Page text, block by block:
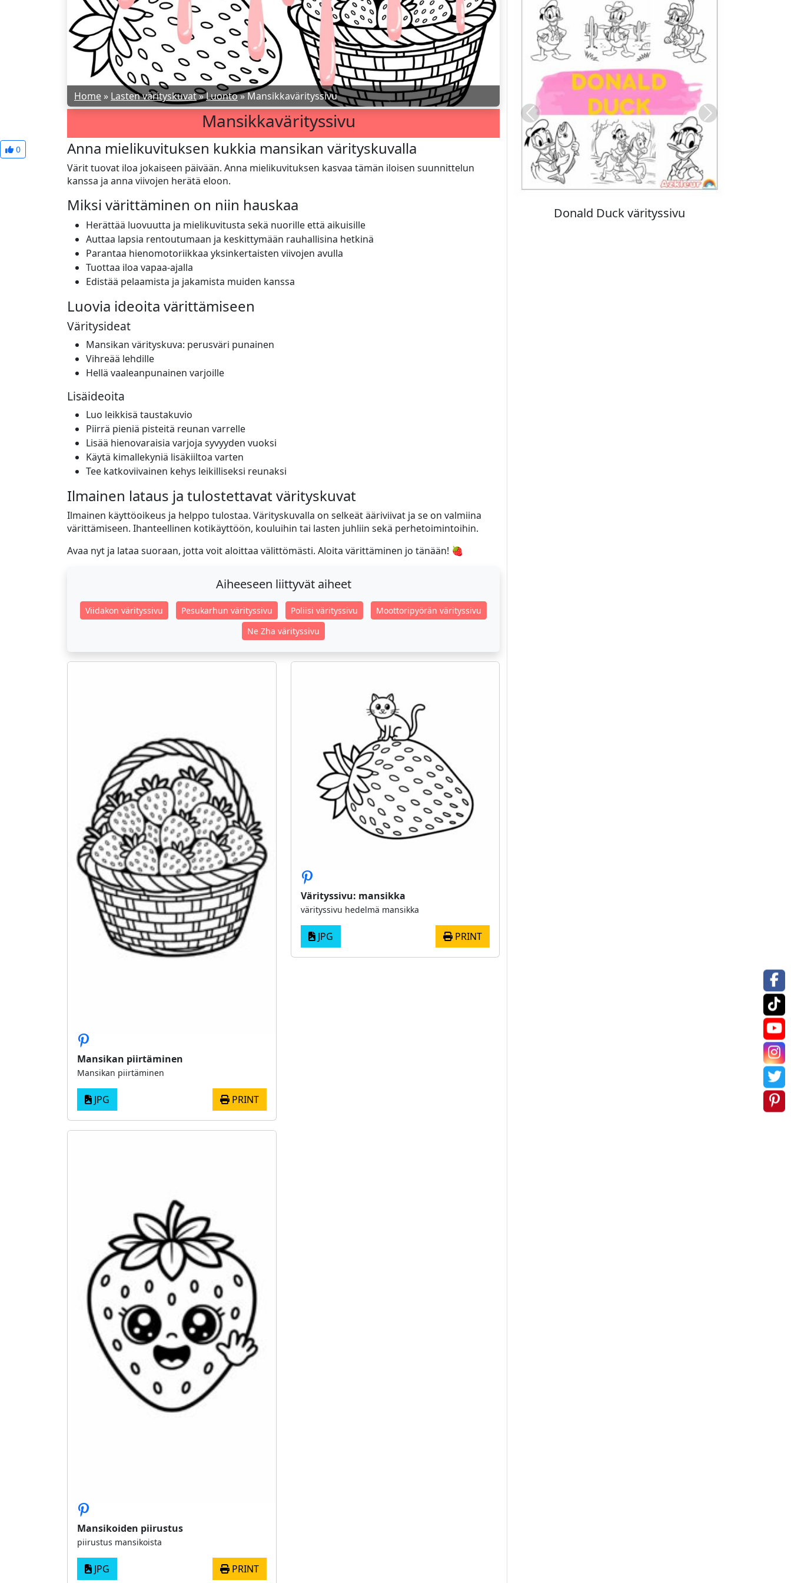
Home » Lasten värityskuvat»Luonto»Mansikkavärityssivu
Mansikkavärityssivu
0 Anna mielikuvituksen kukkia mansikan värityskuvalla
Värit tuovat iloa jokaiseen päivään. Anna mielikuvituksen kasvaa tämän iloisen suunnittelun
kanssa ja anna viivojen herätä eloon.
Miksi värittäminen on niin hauskaa
Herättää luovuutta ja mielikuvitusta sekä nuorille että aikuisille
Auttaa lapsia rentoutumaan ja keskittymään rauhallisina hetkinä
Parantaa hienomotoriikkaa yksinkertaisten viivojen avulla
Tuottaa iloa vapaa-ajalla
Edistää pelaamista ja jakamista muiden kanssa
Luovia ideoita värittämiseen
Väritysideat
Mansikan värityskuva: perusväri punainen
Vihreää lehdille
Hellä vaaleanpunainen varjoille
Lisäideoita
Luo leikkisä taustakuvio
Piirrä pieniä pisteitä reunan varrelle
Lisää hienovaraisia varjoja syvyyden vuoksi
Käytä kimallekyniä lisäkiiltoa varten
Tee katkoviivainen kehys leikilliseksi reunaksi
Ilmainen lataus ja tulostettavat värityskuvat
Ilmainen käyttöoikeus ja helppo tulostaa. Värityskuvalla on selkeät ääriviivat ja se on valmiina
värittämiseen. Ihanteellinen kotikäyttöön, kouluihin tai lasten juhliin sekä perhetoimintoihin.
Avaa nyt ja lataa suoraan, jotta voit aloittaa välittömästi. Aloita värittäminen jo tänään! 🍓
Aiheeseen liittyvät aiheet
Viidakon värityssivu Pesukarhun värityssivu Poliisi värityssivu
Moottoripyörän värityssivu
Ne Zha värityssivu
Mansikan piirtäminen
Mansikan piirtäminen
JPG PRINT
Värityssivu: mansikka
värityssivu hedelmä mansikka
JPG PRINT
Mansikoiden piirustus
piirustus mansikoista
JPG PRINT
Stitch värityskuva
Previous Next